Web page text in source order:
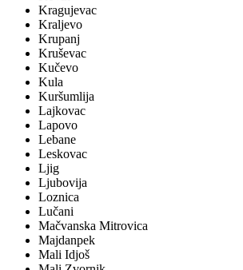
Kragujevac
Kraljevo
Krupanj
Kruševac
Kučevo
Kula
Kuršumlija
Lajkovac
Lapovo
Lebane
Leskovac
Ljig
Ljubovija
Loznica
Lučani
Mačvanska Mitrovica
Majdanpek
Mali Idjoš